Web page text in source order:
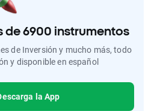
de 6900 instrumentos
de Inversión y mucho más, todo
y disponible en español
la App